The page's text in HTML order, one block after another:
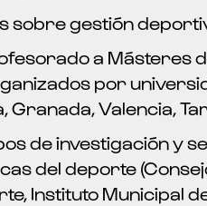
sobre gestión
a Másteres
por
Granada, Valencia,
de investigación y
del deporte
Instituto Municipal